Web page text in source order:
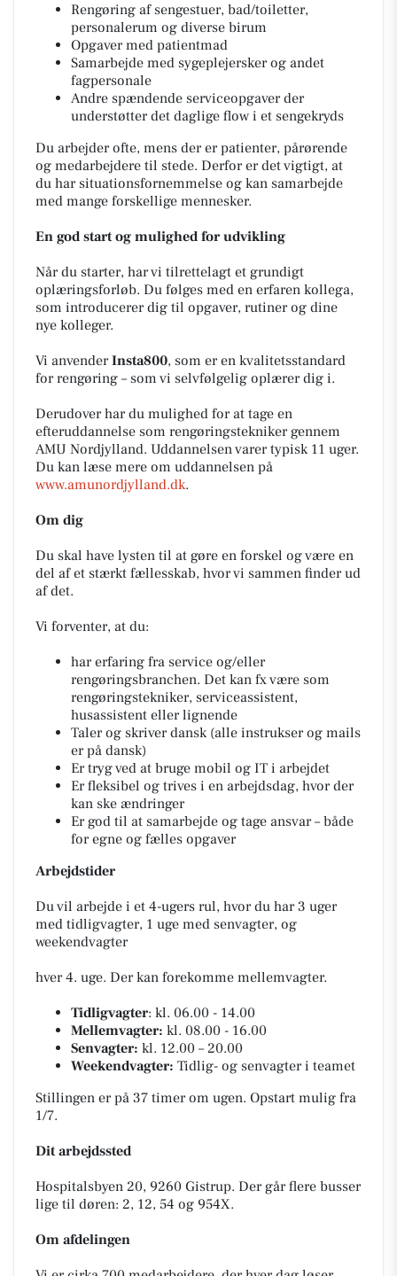
Rengøring af sengestuer, bad/toiletter,
personalerum og diverse birum
Opgaver med patientmad
Samarbejde med sygeplejersker og andet
fagpersonale
Andre spændende serviceopgaver der
understøtter det daglige flow i et sengekryds
Du arbejder ofte, mens der er patienter, pårørende
og medarbejdere til stede. Derfor er det vigtigt, at
du har situationsfornemmelse og kan samarbejde
med mange forskellige mennesker.
En god start og mulighed for udvikling
Når du starter, har vi tilrettelagt et grundigt
oplæringsforløb. Du følges med en erfaren kollega,
som introducerer dig til opgaver, rutiner og dine
nye kolleger.
Vi anvenderInsta800, som er en kvalitetsstandard
for rengøring – som vi selvfølgelig oplærer dig i.
Derudover har du mulighed for at tage en
efteruddannelse som rengøringstekniker gennem
AMU Nordjylland. Uddannelsen varer typisk 11 uger.
Du kan læse mere om uddannelsen på
www.amunordjylland.dk.
Om dig
Du skal have lysten til at gøre en forskel og være en
del af et stærkt fællesskab, hvor vi sammen finder ud
af det.
Vi forventer, at du:
har erfaring fra service og/eller
rengøringsbranchen. Det kan fx være som
rengøringstekniker, serviceassistent,
husassistent eller lignende
Taler og skriver dansk (alle instrukser og mails
er på dansk)
Er tryg ved at bruge mobil og IT i arbejdet
Er fleksibel og trives i en arbejdsdag, hvor der
kan ske ændringer
Er god til at samarbejde og tage ansvar – både
for egne og fælles opgaver
Arbejdstider
Du vil arbejde i et 4-ugers rul, hvor du har 3 uger
med tidligvagter, 1 uge med senvagter, og
weekendvagter
hver 4. uge. Der kan forekomme mellemvagter.
Tidligvagter: kl. 06.00 - 14.00
Mellemvagter: kl. 08.00 - 16.00
Senvagter: kl. 12.00 – 20.00
Weekendvagter: Tidlig- og senvagter i teamet
Stillingen er på 37 timer om ugen. Opstart mulig fra
1/7.
Dit arbejdssted
Hospitalsbyen 20, 9260 Gistrup. Der går flere busser
lige til døren: 2, 12, 54 og 954X.
Om afdelingen